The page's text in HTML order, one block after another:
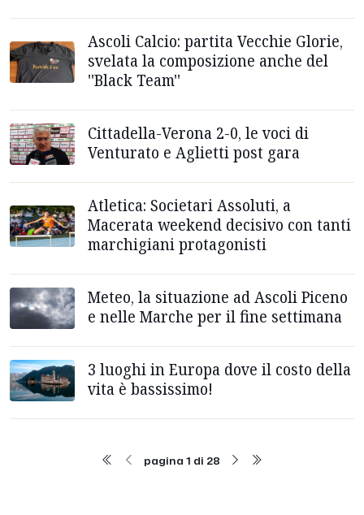
Ascoli Calcio: partita Vecchie Glorie,
svelata la composizione anche del
''Black Team''
Cittadella-Verona 2-0, le voci di
Venturato e Aglietti post gara
Atletica: Societari Assoluti, a
Macerata weekend decisivo con tanti
marchigiani protagonisti
Meteo, la situazione ad Ascoli Piceno
e nelle Marche per il fine settimana
3 luoghi in Europa dove il costo della
vita è bassissimo!
pagina 1 di 28